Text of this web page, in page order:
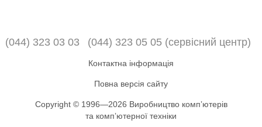
(044) 323 03 03 (044) 323 05 05 (сервісний центр)
Контактна інформація
Повна версія сайту
Copyright © 1996—2026 Виробництво компʼютерів
та компʼютерної техніки